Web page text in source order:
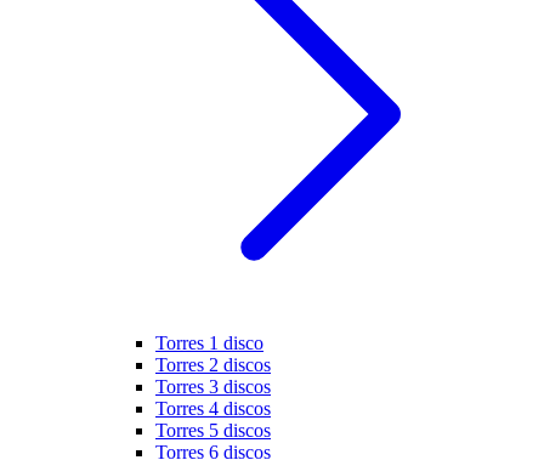
Torres 1 disco
Torres 2 discos
Torres 3 discos
Torres 4 discos
Torres 5 discos
Torres 6 discos